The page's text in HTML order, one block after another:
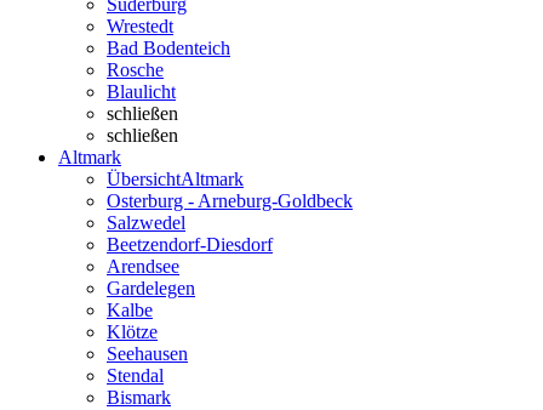
Suderburg
Wrestedt
Bad Bodenteich
Rosche
Blaulicht
schließen
schließen
Altmark
ÜbersichtAltmark
Osterburg - Arneburg-Goldbeck
Salzwedel
Beetzendorf-Diesdorf
Arendsee
Gardelegen
Kalbe
Klötze
Seehausen
Stendal
Bismark